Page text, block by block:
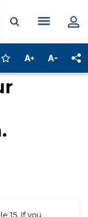
Ouvrir laMenu
Connectez-vous
Augmenter la
15. If you